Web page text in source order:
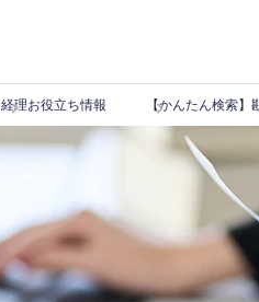
経理お役立ち情報 【かんたん検索